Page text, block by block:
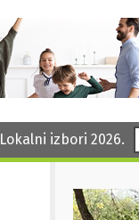
Lokalni izbori 2026.